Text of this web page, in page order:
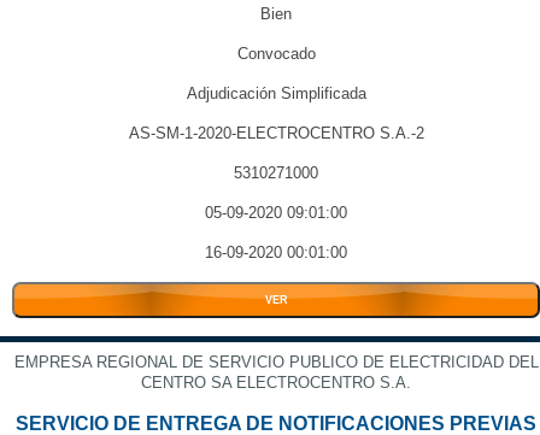
Bien
Convocado
Adjudicación Simplificada
AS-SM-1-2020-ELECTROCENTRO S.A.-2
5310271000
05-09-2020 09:01:00
16-09-2020 00:01:00
VER
EMPRESA REGIONAL DE SERVICIO PUBLICO DE ELECTRICIDAD DEL
CENTRO SA ELECTROCENTRO S.A.
SERVICIO DE ENTREGA DE NOTIFICACIONES PREVIAS